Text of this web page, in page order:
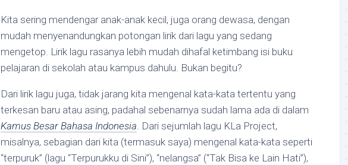
Kita sering mendengar anak-anak kecil, juga orang dewasa, dengan
mudah menyenandungkan potongan lirik dari lagu yang sedang
mengetop. Lirik lagu rasanya lebih mudah dihafal ketimbang isi buku
pelajaran di sekolah atau kampus dahulu. Bukan begitu?
Dari lirik lagu juga, tidak jarang kita mengenal kata-kata tertentu yang
terkesan baru atau asing, padahal sebenarnya sudah lama ada di dalam
Kamus Besar Bahasa Indonesia. Dari sejumlah lagu KLa Project,
misalnya, sebagian dari kita (termasuk saya) mengenal kata-kata seperti
“terpuruk” (lagu “Terpurukku di Sini”), “nelangsa” (“Tak Bisa ke Lain Hati”),